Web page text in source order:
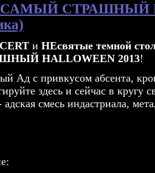
- САМЫЙ СТРАШНЫЙ
и НЕсвятые темной
HALLOWEEN 2013!
Ад с привкусом абсента,
здесь и сейчас в кругу
смесь индастриала,